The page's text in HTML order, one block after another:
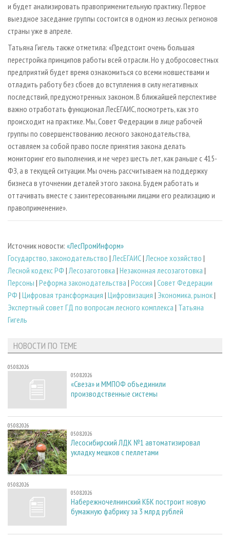
и будет анализировать правоприменительную практику. Первое
выездное заседание группы состоится в одном из лесных регионов
страны уже в апреле.
Татьяна Гигель также отметила: «Предстоит очень большая
перестройка принципов работы всей отрасли. Но у добросовестных
предприятий будет время ознакомиться со всеми новшествами и
отладить работу без сбоев до вступления в силу негативных
последствий, предусмотренных законом. В ближайшей перспективе
важно отработать функционал ЛесЕГАИС, посмотреть, как это
происходит на практике. Мы, Совет Федерации в лице рабочей
группы по совершенствованию лесного законодательства,
оставляем за собой право после принятия закона делать
мониторинг его выполнения, и не через шесть лет, как раньше с 415-
ФЗ, а в текущей ситуации. Мы очень рассчитываем на поддержку
бизнеса в уточнении деталей этого закона. Будем работать и
оттачивать вместе с заинтересованными лицами его реализацию и
правоприменение».
Источник новости: «ЛесПромИнформ»
Государство, законодательство |ЛесЕГАИС|Лесное хозяйство |
Лесной кодекс РФ |Лесозаготовка | Незаконная лесозаготовка |
Персоны | Реформа законодательства | Россия | Совет Федерации
РФ | Цифровая трансформация | Цифровизация | Экономика, рынок|
Экспертный совет ГД по вопросам лесного комплекса | Татьяна
Гигель
НОВОСТИ ПО ТЕМЕ
05.08.2026
05.08.2026
«Свеза» и ММПОФ объединили
производственные системы
05.08.2026
05.08.2026
Лесосибирский ЛДК №1 автоматизировал
укладку мешков с пеллетами
05.08.2026
05.08.2026
Набережночелнинский КБК построит новую
бумажную фабрику за 3 млрд рублей